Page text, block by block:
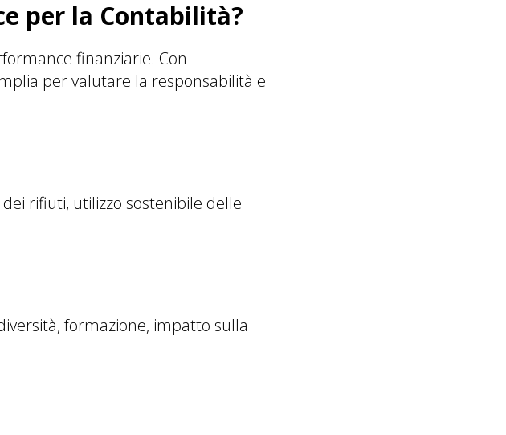
per la Contabilità?
finanziarie. Con
per valutare la responsabilità e
rifiuti, utilizzo sostenibile delle
formazione, impatto sulla